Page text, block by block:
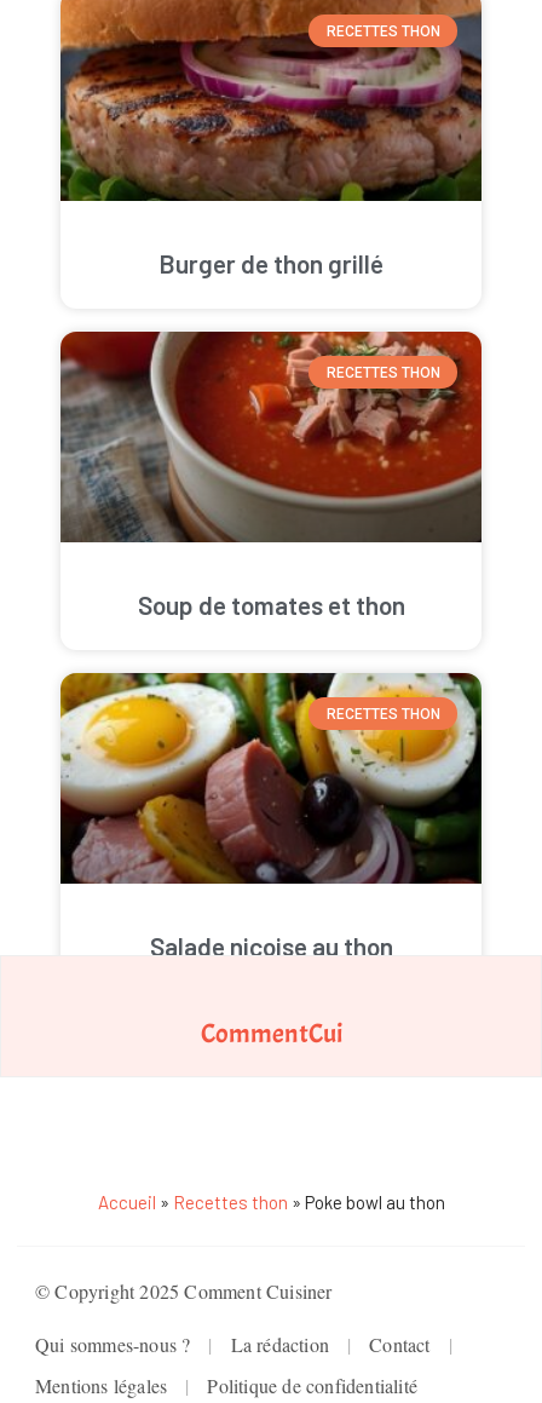
RECETTES THON
Burger de thon grillé
RECETTES THON
Soup de tomates et thon
RECETTES THON
Salade niçoise au thon
CommentCui
Accueil » Recettes thon » Poke bowl au thon
© Copyright 2025 Comment Cuisiner
Qui sommes-nous ? La rédaction
Contact
Mentions légales
Politique de confidentialité